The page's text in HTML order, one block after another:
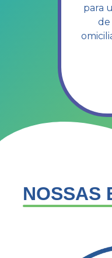
para
de
NOSSAS